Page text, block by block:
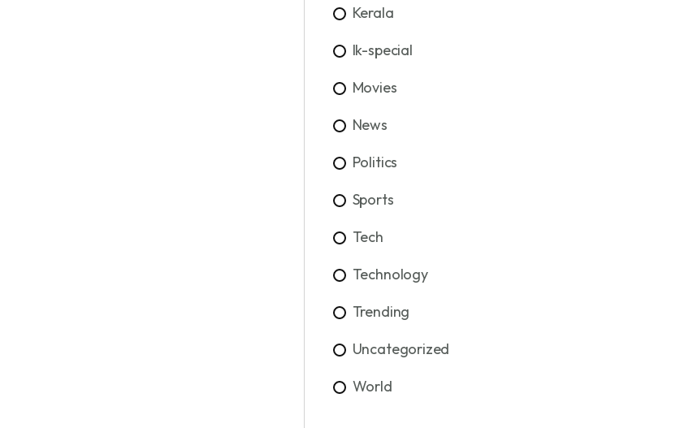
Kerala
lk-special
Movies
News
Politics
Sports
Tech
Technology
Trending
Uncategorized
World